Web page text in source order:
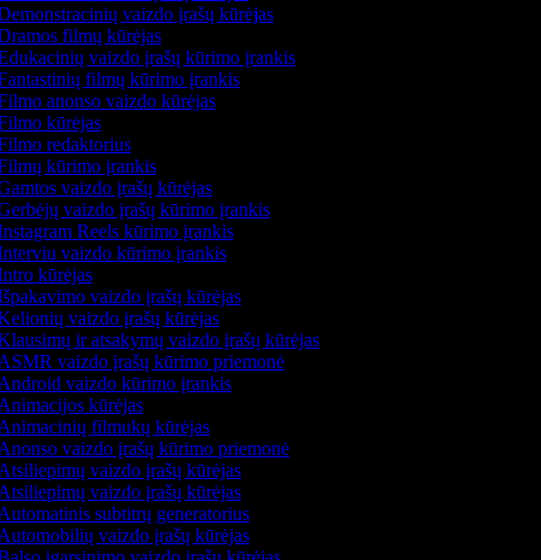
vaizdo įrašų kūrėjas
filmų kūrėjas
vaizdo įrašų kūrimo įrankis
filmų kūrimo įrankis
anonso vaizdo kūrėjas
kūrėjas
redaktorius
kūrimo įrankis
vaizdo įrašų kūrėjas
vaizdo įrašų kūrimo įrankis
Reels kūrimo įrankis
vaizdo kūrimo įrankis
kūrėjas
vaizdo įrašų kūrėjas
vaizdo įrašų kūrėjas
ir atsakymų vaizdo įrašų kūrėjas
vaizdo įrašų kūrimo priemonė
vaizdo kūrimo įrankis
kūrėjas
filmukų kūrėjas
vaizdo įrašų kūrimo priemonė
vaizdo įrašų kūrėjas
vaizdo įrašų kūrėjas
subtitrų generatorius
vaizdo įrašų kūrėjas